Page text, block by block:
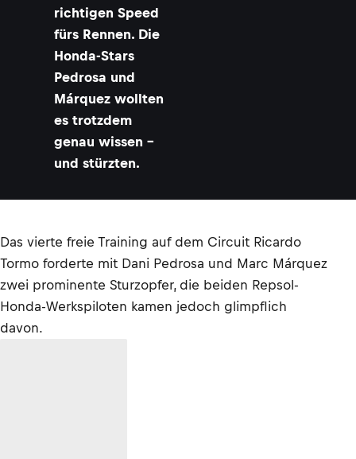
richtigen Speed
fürs Rennen. Die
Honda-Stars
Pedrosa und
Márquez wollten
es trotzdem
genau wissen –
und stürzten.
Das vierte freie Training auf dem Circuit Ricardo
Tormo forderte mit Dani Pedrosa und Marc Márquez
zwei prominente Sturzopfer, die beiden Repsol-
Honda-Werkspiloten kamen jedoch glimpflich
davon.